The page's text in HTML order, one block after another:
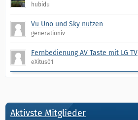
hubidu
Vu Uno und Sky nutzen
generationiv
Fernbedienung AV Taste mit LG TV
eXitus01
Aktivste Mitglieder